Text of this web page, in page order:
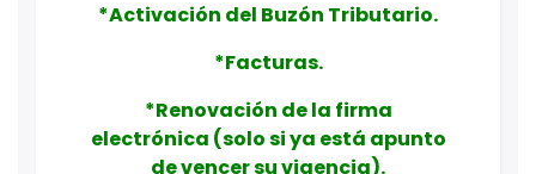
*Activación del Buzón Tributario.
*Facturas.
*Renovación de la firma
electrónica (solo si ya está apunto
de vencer su vigencia).